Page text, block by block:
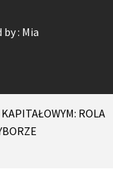
by : Mia
ROLA